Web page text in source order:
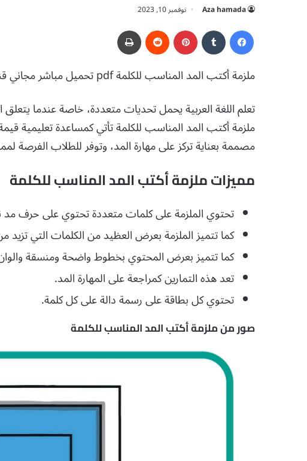
Aza hamada نوفمبر 10, 2023
بينتيريست
ملزمة أكتب المد المناسب للكلمة pdf تحميل مباشر مجاني قناة لغتي الجميلة.
تعلم اللغة العربية يحمل تحديات متعددة، خاصة عندما
ملزمة أكتب المد المناسب للكلمة تأتي كمساعدة تعليمية
مصممة بعناية تركز على مهارة المد، وتوفر للطلاب الفرصة
مميزات ملزمة أكتب المد المناسب للكلمة
تحتوي الملزمة على كلمات متعددة تحتوي على حرف
كما تتميز الملزمة بعرض العظيد من الكلمات التي تزيد
كما تتميز بعرض المحتوي بخطوط واضحة ومنسقة والوان
تعد هذه التمارين كمراجعة على المهارة المد.
تحتوي كل بطاقة على رسمة دالة على كل كلمة.
صور من ملزمة أكتب المد المناسب للكلمة